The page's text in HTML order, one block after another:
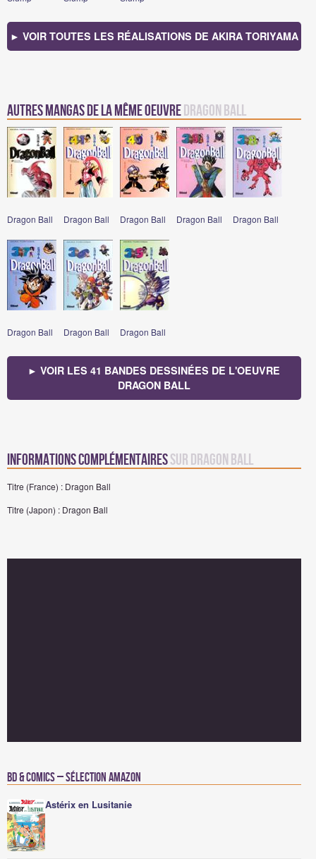
► VOIR TOUTES LES RÉALISATIONS DE AKIRA TORIYAMA
Autres mangas de la même oeuvreDragon Ball
Dragon Ball Dragon Ball Dragon Ball Dragon Ball Dragon Ball
Dragon Ball Dragon Ball Dragon Ball
► VOIR LES 41 BANDES DESSINÉES DE L'OEUVRE
DRAGON BALL
Informations complémentairessur Dragon Ball
Titre (France) : Dragon Ball
Titre (Japon) : Dragon Ball
BD & Comics – Sélection Amazon
Astérix en Lusitanie